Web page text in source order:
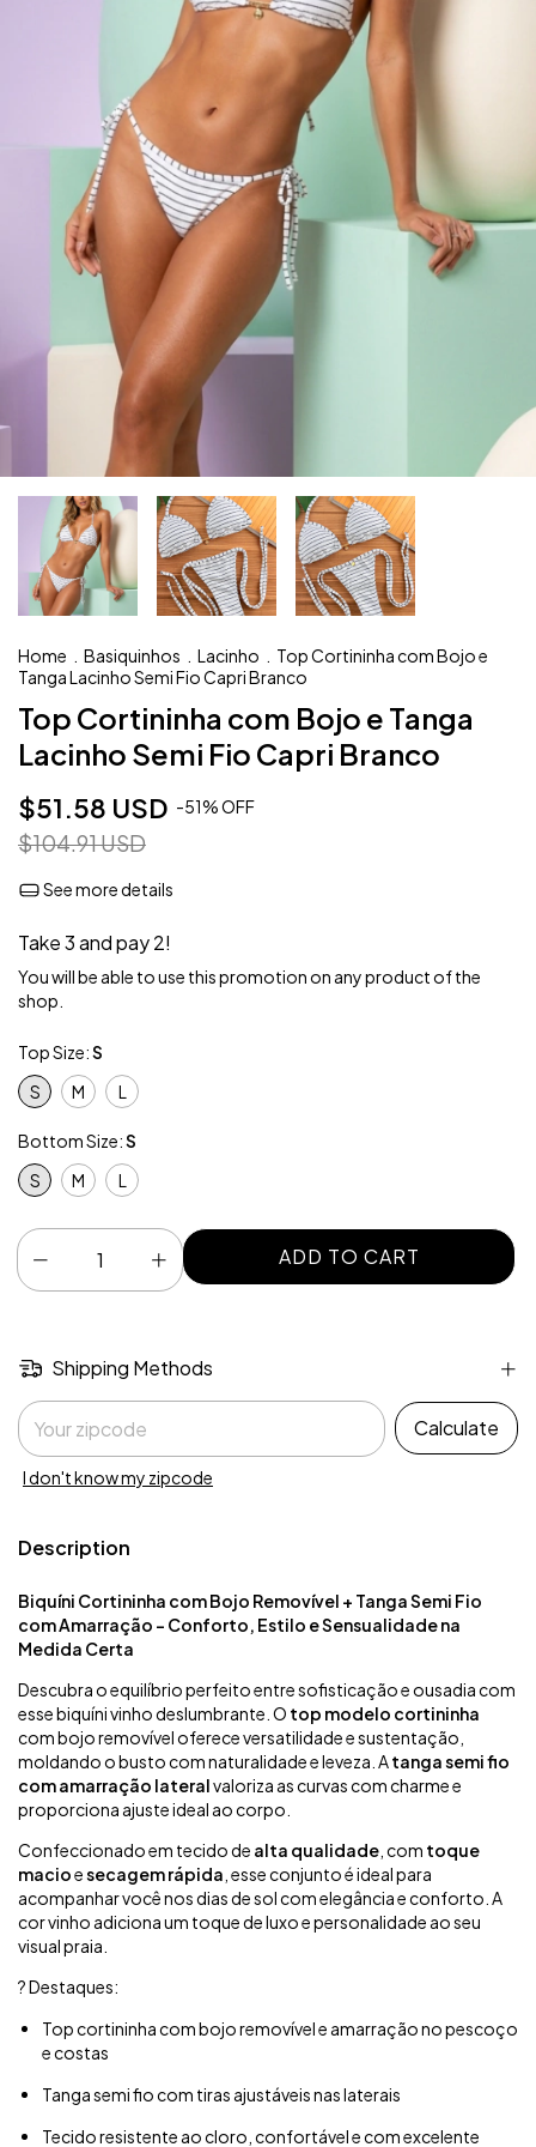
Home Basiquinhos Lacinho
Top Cortininha com Bojo e
Tanga Lacinho Semi Fio Capri Branco
Top Cortininha com Bojo e Tanga
Lacinho Semi Fio Capri Branco
$51.58 USD -51%OFF
$104.91 USD
See more details
Take 3 and pay 2!
You will be able to use this promotion on any product of the
shop.
Top Size:S
S
M L
Bottom Size:S
S
M L
Shipping Methods
Shipping for zipcode:
Calculate
I don't know my zipcode
Description
Biquíni Cortininha com Bojo Removível + Tanga Semi Fio
com Amarração - Conforto, Estilo e Sensualidade na
Medida Certa
Descubra o equilíbrio perfeito entre sofisticação e ousadia com
esse biquíni vinho deslumbrante. O top modelo cortininha
com bojo removível oferece versatilidade e sustentação,
moldando o busto com naturalidade e leveza. Atanga semi fio
com amarração lateralvaloriza as curvas com charme e
proporciona ajuste ideal ao corpo.
Confeccionado em tecido de alta qualidade , com toque
macioesecagem rápida , esse conjunto é ideal para
acompanhar você nos dias de sol com elegância e conforto. A
cor vinho adiciona um toque de luxo e personalidade ao seu
visual praia.
? Destaques:
Top cortininha com bojo removível e amarração no pescoço
e costas
Tanga semi fio com tiras ajustáveis nas laterais
Tecido resistente ao cloro, confortável e com excelente